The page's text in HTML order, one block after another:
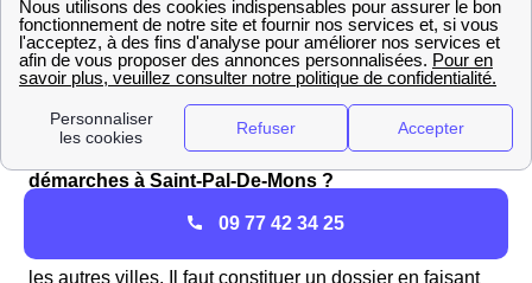
Enedis prend environ six semaines à répondre à la
demande de raccordement puis un accord doit être
décidé entre les deux parties pour que les travaux
puissent commencer à Saint-Pal-De-Mons
Le raccordement à l'électricité ERDF, quelles
démarches à Saint-Pal-De-Mons ?
A Saint-Pal-De-Mons, le raccordement d'une maison
les autres villes. Il faut constituer un dossier en faisant
09 77 42 34 25